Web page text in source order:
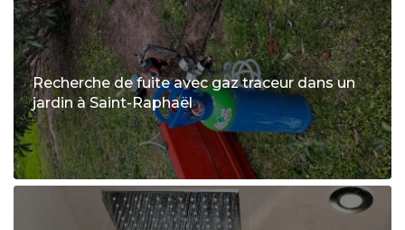
Recherche de fuite avec gaz traceur dans un
jardin à Saint-Raphaël